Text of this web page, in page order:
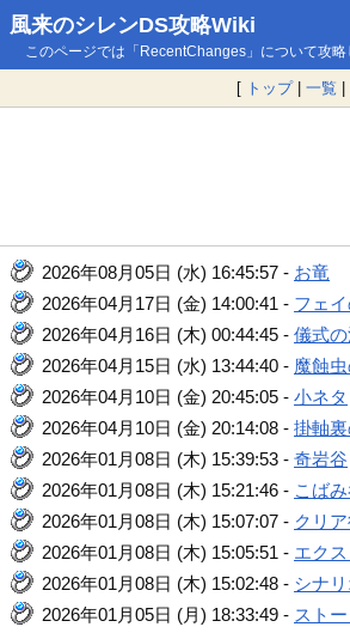
風来のシレンDS攻略Wiki
このページでは「RecentChanges」について攻略
[ トップ| 一覧 |
2026年08月05日 (水) 16:45:57 - お竜
2026年04月17日 (金) 14:00:41 - フェ
2026年04月16日 (木) 00:44:45 -儀式
2026年04月15日 (水) 13:44:40 - 魔蝕
2026年04月10日 (金) 20:45:05 -小ネタ
2026年04月10日 (金) 20:14:08 -掛軸
2026年01月08日 (木) 15:39:53 -奇岩谷
2026年01月08日 (木) 15:21:46 - こば
2026年01月08日 (木) 15:07:07 - クリ
2026年01月08日 (木) 15:05:51 - エク
2026年01月08日 (木) 15:02:48 - シナ
2026年01月05日 (月) 18:33:49 - スト